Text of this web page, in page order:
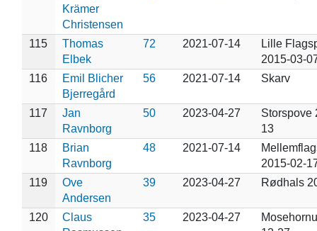
Krämer
Christensen
115
Thomas
Elbek
72 2021-07-14
Lille
2015-03-
116
Emil Blicher
Bjerregård
56 2021-07-14 Skarv
117
Jan
Ravnborg
50 2023-04-27
Storspove
13
118
Brian
Ravnborg
48 2021-07-14
2015-02-
119
Ove
Andersen
39 2023-04-27 Rødhals
120
Claus
35 2023-04-27